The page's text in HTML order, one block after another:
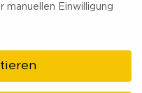
der
Küche
für
manuellen Einwilligung